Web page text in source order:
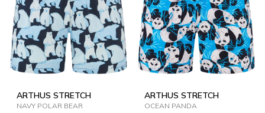
ARTHUS STRETCH
NAVY POLAR BEAR
ARTHUS STRETCH
OCEAN PANDA